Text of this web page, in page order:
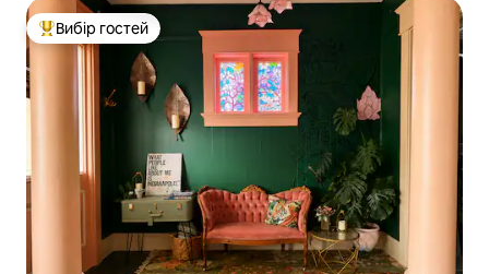
Топ вибір гостей
Вибір гостей